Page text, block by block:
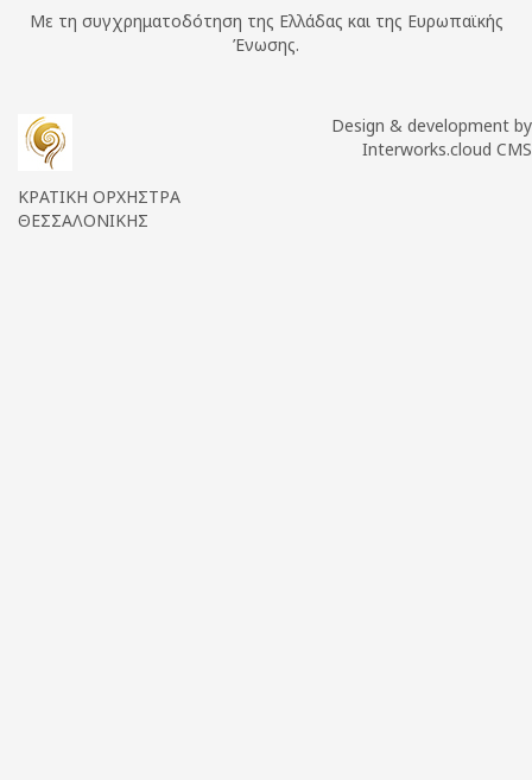
Με τη συγχρηματοδότηση της Ελλάδας και της Ευρωπαϊκής
Ένωσης.
ΚΡΑΤΙΚΗ ΟΡΧΗΣΤΡΑ
ΘΕΣΣΑΛΟΝΙΚΗΣ
Design & development by
Interworks.cloud CMS